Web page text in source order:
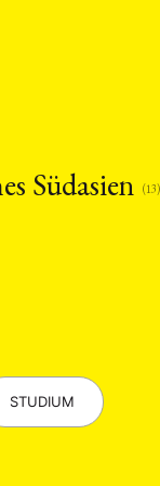
Südasien (13)
STUDIUM